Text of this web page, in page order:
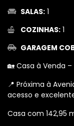
SALAS: 1
COZINHAS: 1
GARAGEM
🏡 Casa à Venda
📍 Próxima à
acesso e
Casa com 142,95